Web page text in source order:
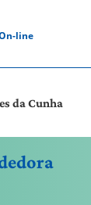
line
da Cunha